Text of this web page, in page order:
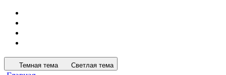
Темная тема Светлая тема